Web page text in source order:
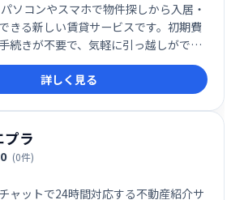
ソコンやスマホで物件探しから入居・
きる新しい賃貸サービスです。初期費
続きが不要で、気軽に引っ越しができ
ズな手続きと便利な機能で、ストレスフ
をサポートします。
詳しく見る
プラ
(0件)
ャットで24時間対応する不動産紹介サ